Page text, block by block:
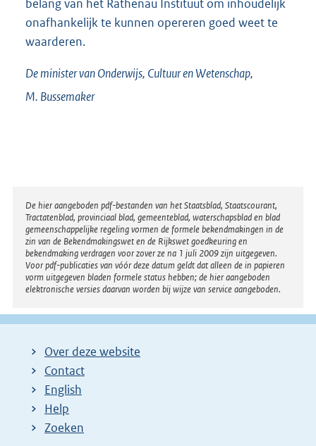
belang van het Rathenau Instituut om inhoudelijk
onafhankelijk te kunnen opereren goed weet te
waarderen.
De minister van Onderwijs, Cultuur en Wetenschap,
M. Bussemaker
Disclaimer
De hier aangeboden pdf-bestanden van het Staatsblad, Staatscourant,
Tractatenblad, provinciaal blad, gemeenteblad, waterschapsblad en blad
gemeenschappelijke regeling vormen de formele bekendmakingen in de
zin van de Bekendmakingswet en de Rijkswet goedkeuring en
bekendmaking verdragen voor zover ze na 1 juli 2009 zijn uitgegeven.
Voor pdf-publicaties van vóór deze datum geldt dat alleen de in papieren
vorm uitgegeven bladen formele status hebben; de hier aangeboden
elektronische versies daarvan worden bij wijze van service aangeboden.
Over deze website
Contact
English
Help
Zoeken